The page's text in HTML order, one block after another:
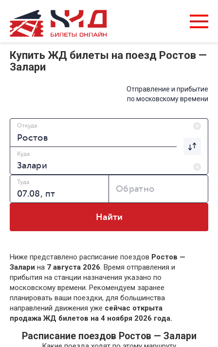
Купить ЖД билеты на поезд Ростов —
Залари
Отправление и прибытие
по московскому времени
Откуда
Куда
Туда
Обратно
Найти
Ниже представлено расписание поездов Ростов —
Залари на 7 августа 2026. Время отправления и
прибытия на станции назначения указано по
московскому времени. Рекомендуем заранее
планировать ваши поездки, для большинства
направлений движения уже сейчас открыта
продажа ЖД билетов на 4 ноября 2026 года.
Расписание поездов Ростов — Залари